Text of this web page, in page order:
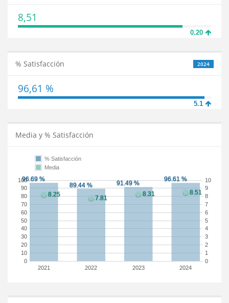
8,51
0.20
2024
% Satisfacción
96,61 %
5.1
Media y % Satisfacción
2021 2022 2023 2024
0
10
20
30
40
50
60
70
80
90
100
0
1
2
3
4
5
6
7
8
9
10
% Satisfacción
Media